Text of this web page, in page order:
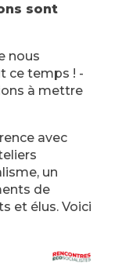
sont
nous
ce temps ! -
à mettre
avec
un
de
et élus. Voici